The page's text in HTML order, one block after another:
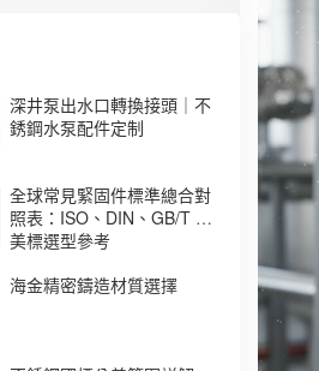
深井泵出水口轉換接頭｜不
銹鋼水泵配件定制
全球常見緊固件標準總合對
照表：ISO、DIN、GB/T 與
美標選型參考
海金精密鑄造材質選擇